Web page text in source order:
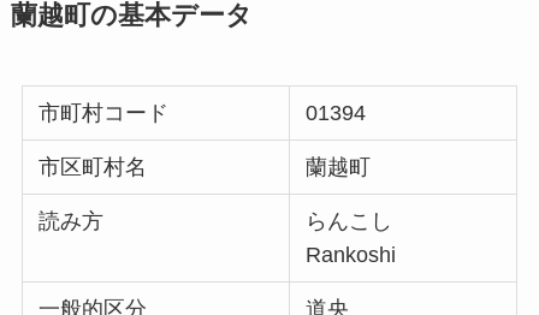
蘭越町の基本データ
市町村コード 01394
市区町村名 蘭越町
読み方
らんこし
Rankoshi
一般的区分 道央